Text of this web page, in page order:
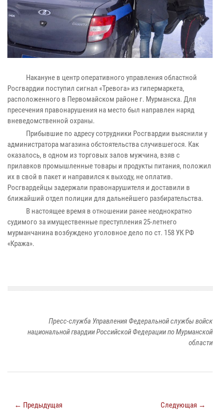
Накануне в центр оперативного управления областной
Росгвардии поступил сигнал «Тревога» из гипермаркета,
расположенного в Первомайском районе г. Мурманска. Для
пресечения правонарушения на место был направлен наряд
вневедомственной охраны.
Прибывшие по адресу сотрудники Росгвардии выяснили у
администратора магазина обстоятельства случившегося. Как
оказалось, в одном из торговых залов мужчина, взяв с
прилавков промышленные товары и продукты питания, положил
их в свой в пакет и направился к выходу, не оплатив.
Росгвардейцы задержали правонарушителя и доставили в
ближайший отдел полиции для дальнейшего разбирательства.
В настоящее время в отношении ранее неоднократно
судимого за имущественные преступления 25-летнего
мурманчанина возбуждено уголовное дело по ст. 158 УК РФ
«Кража».
Пресс-служба Управления Федеральной службы войск
национальной гвардии Российской Федерации по Мурманской
области
← Предыдущая Следующая →